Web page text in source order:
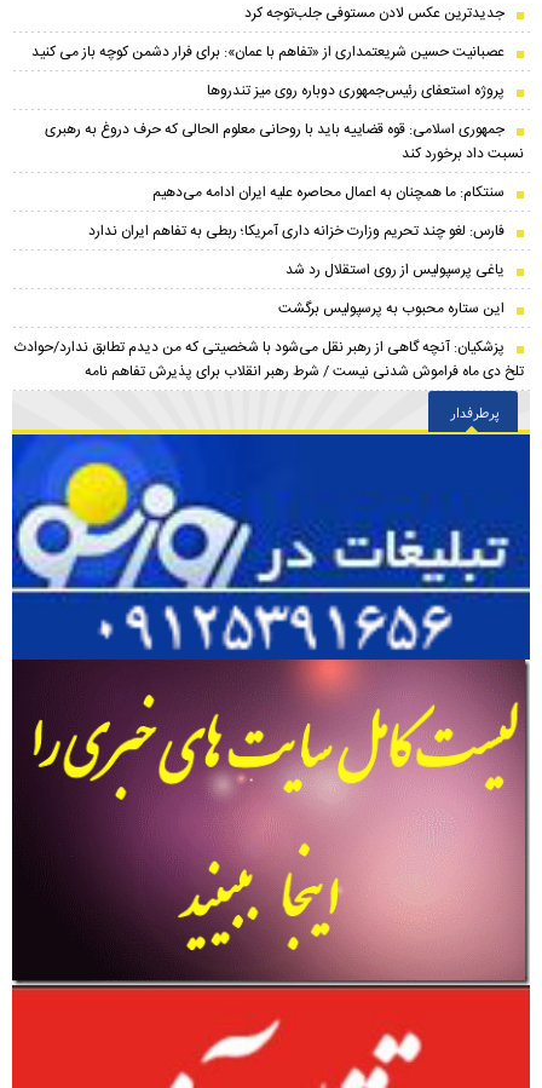
جدیدترین عکس لادن مستوفی جلب‌توجه کرد
عصبانیت حسین شریعتمداری از «تفاهم با عمان»: برای فرار دشمن کوچه باز می کنید
پروژه استعفای رئیس‌جمهوری دوباره روی میز تندروها
جمهوری اسلامی: قوه قضاییه باید با روحانی معلوم الحالی که حرف دروغ به رهبری
نسبت داد برخورد کند
سنتکام: ما همچنان به اعمال محاصره علیه ایران ادامه می‌دهیم
فارس: لغو چند تحریم وزارت خزانه داری آمریکا؛ ربطی به تفاهم ایران ندارد
یاغی پرسپولیس از روی استقلال رد شد
این ستاره محبوب به پرسپولیس برگشت
پزشکیان‌: آنچه گاهی از رهبر نقل می‌شود با شخصیتی که من دیدم تطابق ندارد/حوادث
تلخ دی ماه فراموش شدنی نیست / شرط رهبر انقلاب برای پذیرش تفاهم نامه
پرطرفدار